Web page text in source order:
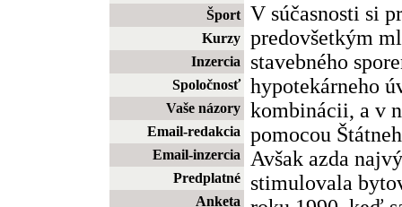
Šport
Kurzy
Inzercia
Spoločnosť
Vaše názory
Email-redakcia
Email-inzercia
Predplatné
Anketa
V súčasnosti si
predovšetkým
stavebného
hypotekárneho
kombinácii, a v
pomocou
Avšak azda
stimulovala